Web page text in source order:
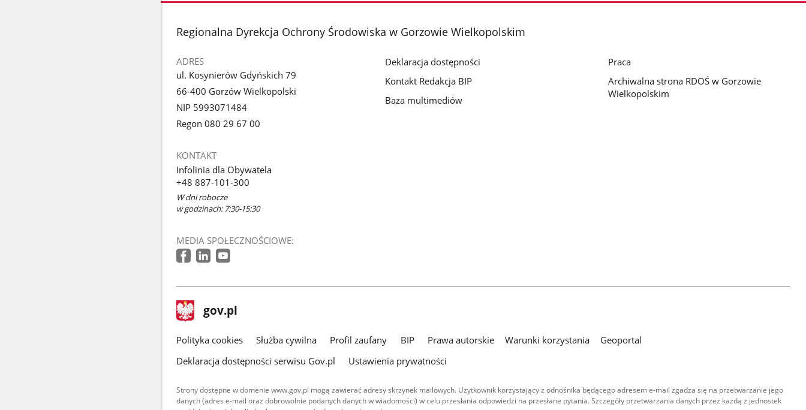
stopka
Regionalna Dyrekcja Ochrony Środowiska w Gorzowie Wielkopolskim
ADRES
ul. Kosynierów Gdyńskich 79
66-400 Gorzów Wielkopolski
NIP 5993071484
Regon 080 29 67 00
KONTAKT
Infolinia dla Obywatela
+48 887-101-300
W dni robocze
w godzinach: 7:30-15:30
MEDIA SPOŁECZNOŚCIOWE:
Deklaracja dostępności
Kontakt Redakcja BIP
Baza multimediów
Praca
Archiwalna strona RDOŚ w Gorzowie
Wielkopolskim
stopka
gov.pl Strona
gov.pl
gov.pl
Polityka cookies Służba cywilna Profil zaufany BIP Prawa autorskie Warunki korzystania
Geoportal
Deklaracja dostępności serwisu Gov.pl
Ustawienia prywatności
Strony dostępne w domenie www.gov.pl mogą zawierać adresy skrzynek mailowych. Użytkownik korzystający z odnośnika będącego adresem e-mail zgadza się na przetwarzanie jego
danych (adres e-mail oraz dobrowolnie podanych danych w wiadomości) w celu przesłania odpowiedzi na przesłane pytania. Szczegóły przetwarzania danych przez każdą z jednostek